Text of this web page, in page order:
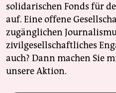
solidarischen Fonds für
auf. Eine offene
zugänglichen
zivilgesellschaftliches
auch? Dann machen Sie
unsere Aktion.